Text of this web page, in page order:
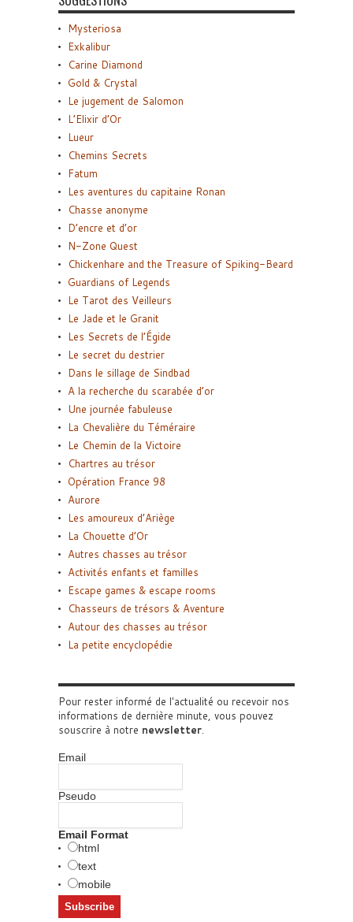
Mysteriosa
Exkalibur
Carine Diamond
Gold & Crystal
Le jugement de Salomon
L’Elixir d’Or
Lueur
Chemins Secrets
Fatum
Les aventures du capitaine Ronan
Chasse anonyme
D’encre et d’or
N-Zone Quest
Chickenhare and the Treasure of Spiking-Beard
Guardians of Legends
Le Tarot des Veilleurs
Le Jade et le Granit
Les Secrets de l’Égide
Le secret du destrier
Dans le sillage de Sindbad
A la recherche du scarabée d’or
Une journée fabuleuse
La Chevalière du Téméraire
Le Chemin de la Victoire
Chartres au trésor
Opération France 98
Aurore
Les amoureux d’Ariège
La Chouette d’Or
Autres chasses au trésor
Activités enfants et familles
Escape games & escape rooms
Chasseurs de trésors & Aventure
Autour des chasses au trésor
La petite encyclopédie
Pour rester informé de l'actualité ou recevoir nos
informations de dernière minute, vous pouvez
souscrire à notre newsletter.
Email
Pseudo
Email Format
html
text
mobile